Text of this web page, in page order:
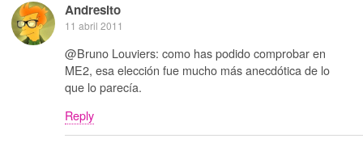
Andresito
11 abril 2011
@Bruno Louviers: como has podido comprobar en
ME2, esa elección fue mucho más anecdótica de lo
que lo parecía.
Reply